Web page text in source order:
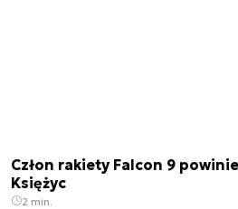
Człon rakiety Falcon 9
Księżyc
2 min.